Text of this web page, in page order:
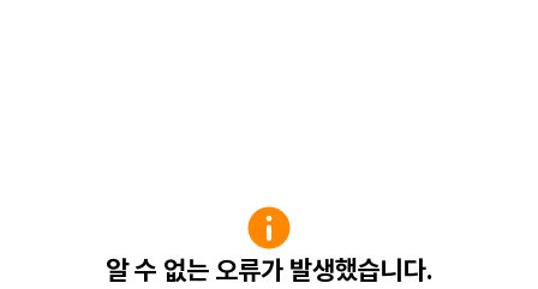
알 수 없는 오류가 발생했습니다.